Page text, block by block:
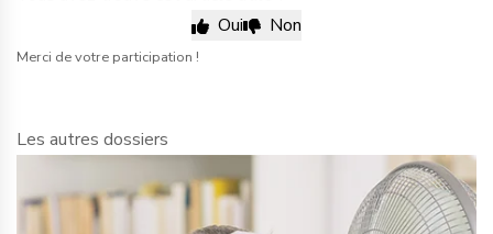
Oui
Non
Merci de votre participation !
Les autres dossiers